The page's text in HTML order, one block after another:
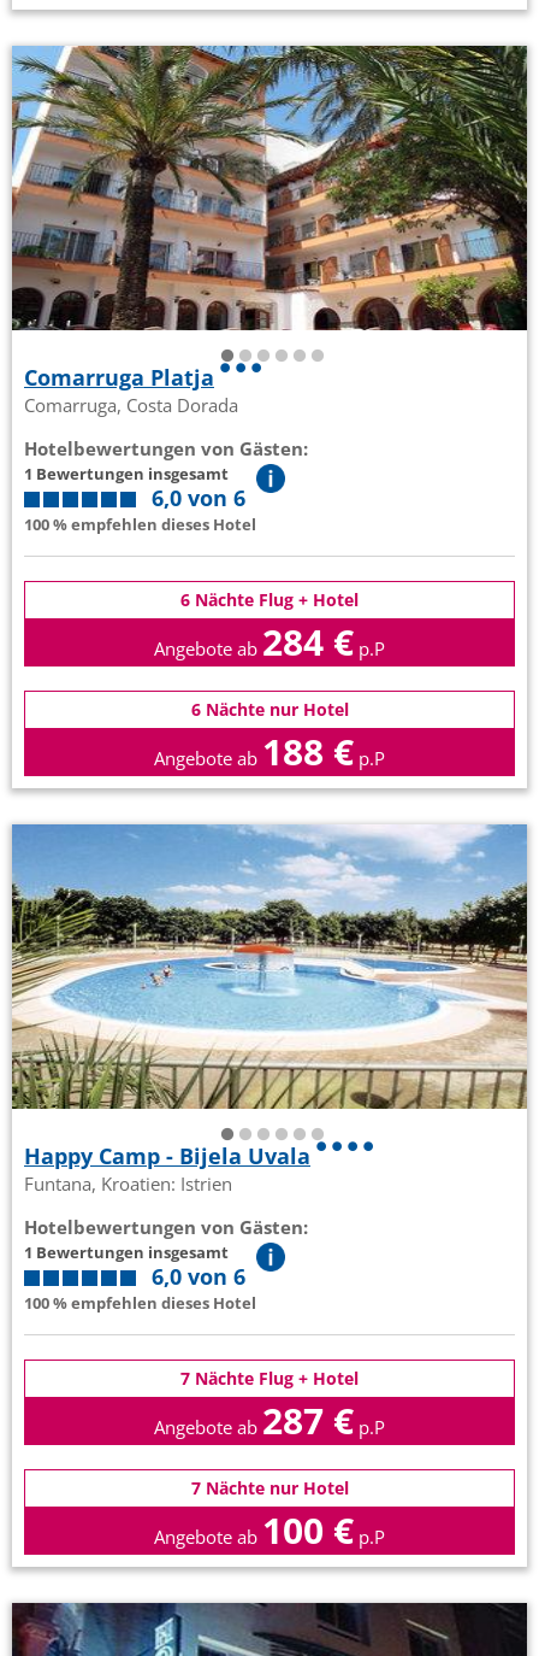
Comarruga Platja
Comarruga, Costa Dorada
Hotelbewertungen von Gästen:
1 Bewertungen insgesamt
6,0 von 6
100 % empfehlen dieses Hotel
6 Nächte Flug + Hotel
Angebote ab 284 € p.P
6 Nächte nur Hotel
Angebote ab 188 € p.P
Happy Camp - Bijela Uvala
Funtana, Kroatien: Istrien
Hotelbewertungen von Gästen:
1 Bewertungen insgesamt
6,0 von 6
100 % empfehlen dieses Hotel
7 Nächte Flug + Hotel
Angebote ab 287 € p.P
7 Nächte nur Hotel
Angebote ab 100 € p.P